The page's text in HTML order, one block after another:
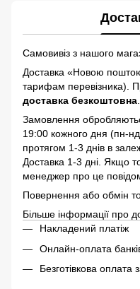
Самовивіз з нашого
Доставка «Новою
тарифам перевізника).
доставка безкоштовна
Замовлення
19:00 кожного дня (пн-
протягом 1-3 днів в
Доставка 1-3 дні. Якщо
менеджер про це
Повернення або обмін
Більше інформації про
Накладений платіж
Онлайн-оплата
Безготівкова оплата